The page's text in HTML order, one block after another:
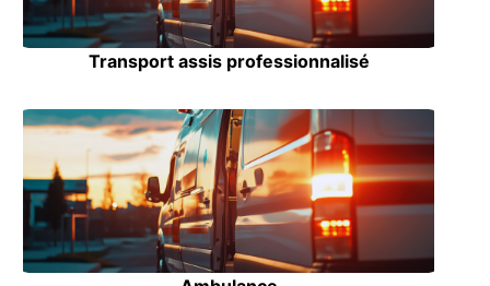
Transport assis professionnalisé